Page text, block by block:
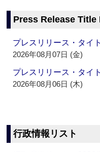
Press Release Title
プレスリリース・タイ
2026年08月07日 (金)
プレスリリース・タイ
2026年08月06日 (木)
行政情報リスト